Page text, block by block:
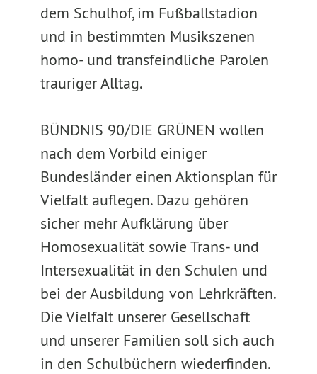
dem Schulhof, im Fußballstadion
und in bestimmten Musikszenen
homo- und transfeindliche Parolen
trauriger Alltag.
BÜNDNIS 90/DIE GRÜNEN wollen
nach dem Vorbild einiger
Bundesländer einen Aktionsplan für
Vielfalt auflegen. Dazu gehören
sicher mehr Aufklärung über
Homosexualität sowie Trans- und
Intersexualität in den Schulen und
bei der Ausbildung von Lehrkräften.
Die Vielfalt unserer Gesellschaft
und unserer Familien soll sich auch
in den Schulbüchern wiederfinden.